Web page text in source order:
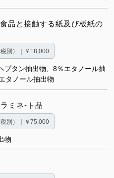
品と接触する紙及び板紙の
税別）｜￥18,000
プタン抽出物、8％エタノール抽
タノール抽出物
ミネ-ト品
税別）｜￥75,000
物